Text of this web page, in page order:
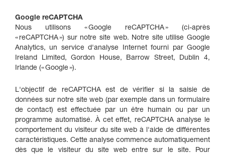
Google reCAPTCHA
Nous utilisons « Google reCAPTCHA » (ci-après
« reCAPTCHA ») sur notre site web. Notre site utilise Google
Analytics, un service d'analyse Internet fourni par Google
Ireland Limited, Gordon House, Barrow Street, Dublin 4,
Irlande (« Google »).
L'objectif de reCAPTCHA est de vérifier si la saisie de
données sur notre site web (par exemple dans un formulaire
de contact) est effectuée par un être humain ou par un
programme automatisé. À cet effet, reCAPTCHA analyse le
comportement du visiteur du site web à l'aide de différentes
caractéristiques. Cette analyse commence automatiquement
dès que le visiteur du site web entre sur le site. Pour